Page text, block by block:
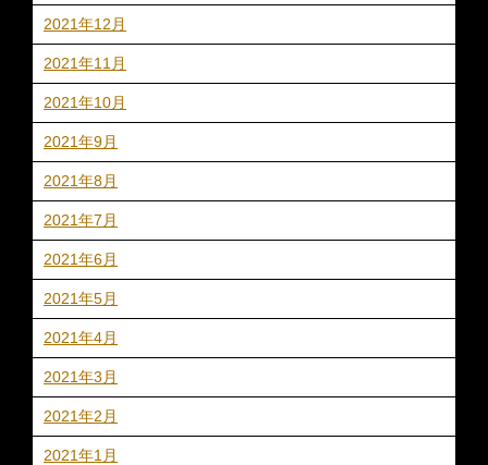
2021年12月
2021年11月
2021年10月
2021年9月
2021年8月
2021年7月
2021年6月
2021年5月
2021年4月
2021年3月
2021年2月
2021年1月